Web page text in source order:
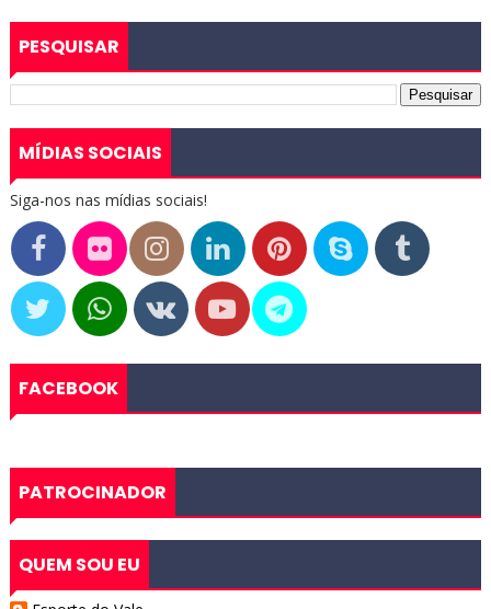
PESQUISAR
MÍDIAS SOCIAIS
Siga-nos nas mídias sociais!
FACEBOOK
PATROCINADOR
QUEM SOU EU